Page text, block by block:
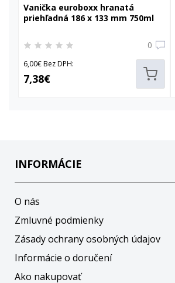
Vanička euroboxx hranatá
priehľadná 186 x 133 mm 750ml
0
6,00€ Bez DPH:
7,38€
INFORMÁCIE
O nás
Zmluvné podmienky
Zásady ochrany osobných údajov
Informácie o doručení
Ako nakupovať